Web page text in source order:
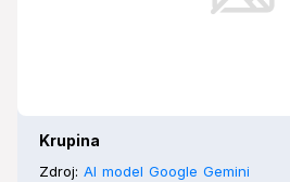
Krupina
Zdroj: AI model Google Gemini